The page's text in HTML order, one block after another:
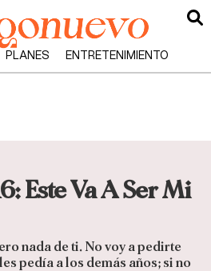
PLANES ENTRETENIMIENTO
Este Va A Ser Mi
nada de ti. No voy a pedirte
pedía a los demás años; si no